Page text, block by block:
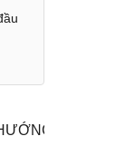
DẪN BẢO